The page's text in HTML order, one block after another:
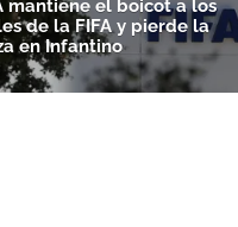
mantiene el boicot a los
de la FIFA y pierde la
en Infantino